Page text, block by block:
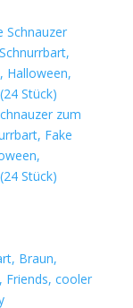
zum
Fake
Stück)